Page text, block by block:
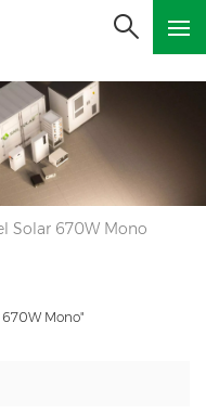
Solar 670W Mono
670W Mono"